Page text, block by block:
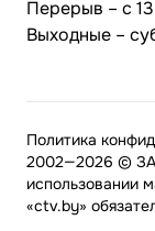
Перерыв – с
Выходные –
2002—2026 ©
использовании
«ctv.by»
Политика